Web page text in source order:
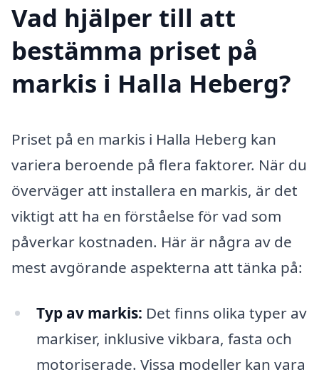
Vad hjälper till att
bestämma priset på
markis i Halla Heberg?
Priset på en markis i Halla Heberg kan
variera beroende på flera faktorer. När du
överväger att installera en markis, är det
viktigt att ha en förståelse för vad som
påverkar kostnaden. Här är några av de
mest avgörande aspekterna att tänka på:
Typ av markis: Det finns olika typer av
markiser, inklusive vikbara, fasta och
motoriserade. Vissa modeller kan vara